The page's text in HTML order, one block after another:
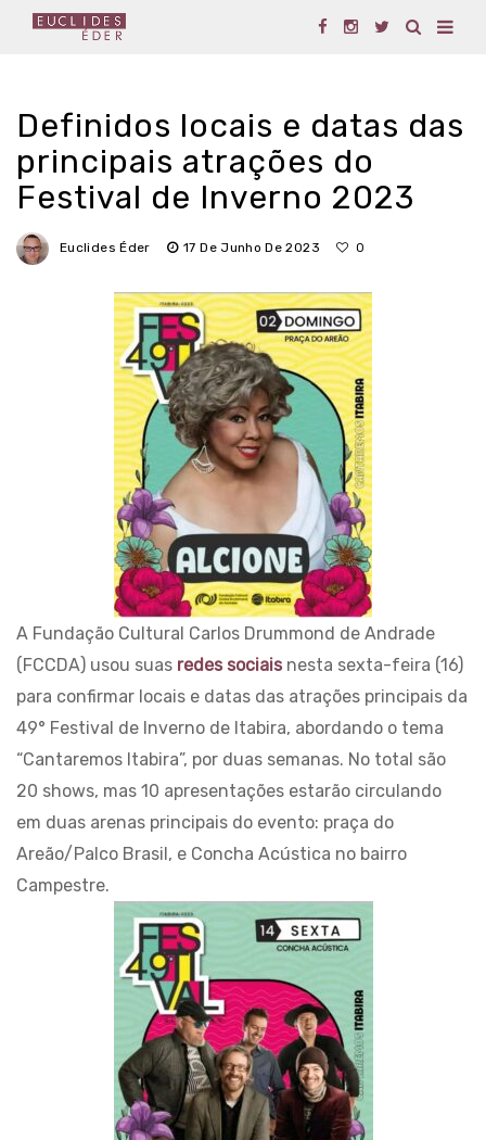
Definidos locais e datas das
principais atrações do
Festival de Inverno 2023
Euclides Éder 17 De Junho De 2023 0
A Fundação Cultural Carlos Drummond de Andrade
(FCCDA) usou suas redes sociais nesta sexta-feira (16)
para confirmar locais e datas das atrações principais da
49° Festival de Inverno de Itabira, abordando o tema
“Cantaremos Itabira”, por duas semanas. No total são
20 shows, mas 10 apresentações estarão circulando
em duas arenas principais do evento: praça do
Areão/Palco Brasil, e Concha Acústica no bairro
Campestre.